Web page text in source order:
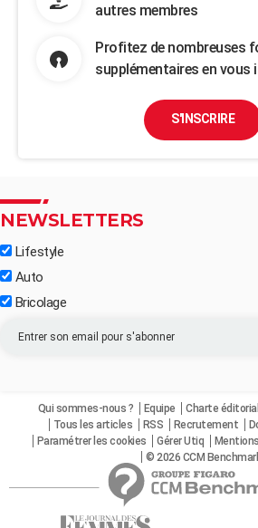
autres membres
Profitez de nombreuses
supplémentaires en vous
S'INSCRIRE
NEWSLETTERS
Lifestyle
Auto
Bricolage
Qui sommes-nous ? Equipe Charte
Tous les articles
RSS Recrutement
Paramétrer les cookies
Gérer Utiq
© 2026 CCM